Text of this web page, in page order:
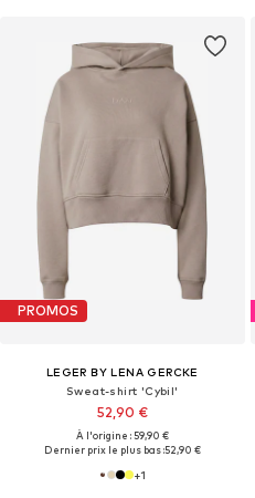
PROMOS
LEGER BY LENA GERCKE
Sweat-shirt 'Cybil'
52,90 €
À l'origine : 59,90 €
Dernier prix le plus bas :52,90 €
+1